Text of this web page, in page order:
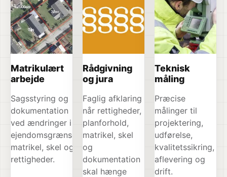
Matrikulært
arbejde
Sagsstyring og
dokumentation
ved ændringer i
ejendomsgrænser,
matrikel, skel og
rettigheder.
Rådgivning
og jura
Faglig afklaring
når rettigheder,
planforhold,
matrikel, skel
og
dokumentation
skal hænge
Teknisk
måling
Præcise
målinger til
projektering,
udførelse,
kvalitetssikring,
aflevering og
drift.